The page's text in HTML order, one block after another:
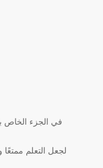
في الجزء الخاص